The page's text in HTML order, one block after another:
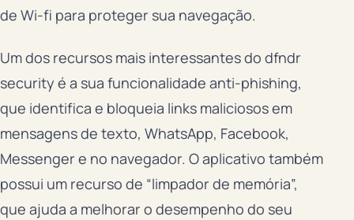
de Wi-fi para proteger sua navegação.
Um dos recursos mais interessantes do dfndr
security é a sua funcionalidade anti-phishing,
que identifica e bloqueia links maliciosos em
mensagens de texto, WhatsApp, Facebook,
Messenger e no navegador. O aplicativo também
possui um recurso de “limpador de memória”,
que ajuda a melhorar o desempenho do seu